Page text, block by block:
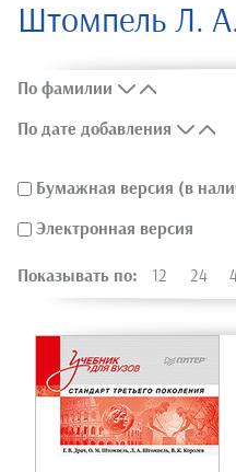
Штомпель Л.
По фамилии
По дате добавления
Бумажная версия (в
Электронная версия
Показывать по: 12 24